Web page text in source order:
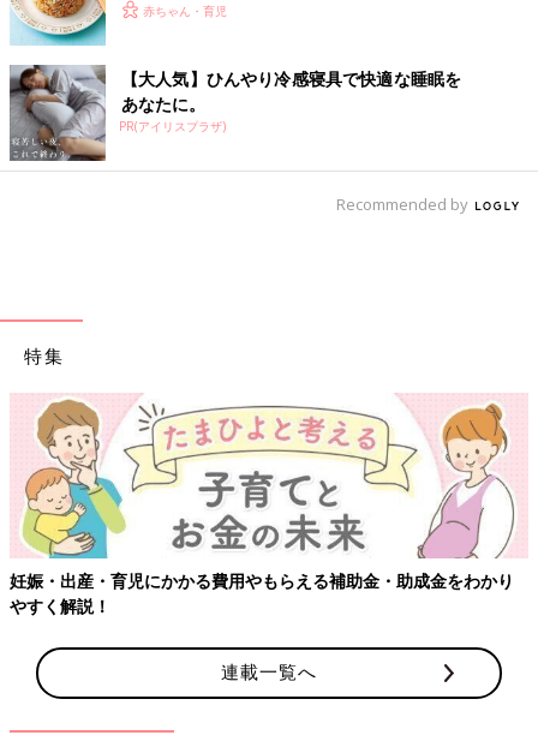
赤ちゃん・育児
【大人気】ひんやり冷感寝具で快適な睡眠を
あなたに。
PR(アイリスプラザ)
Recommended by
特集
妊娠・出産・育児にかかる費用やもらえる補助金・助成金をわかり
やすく解説！
連載一覧へ